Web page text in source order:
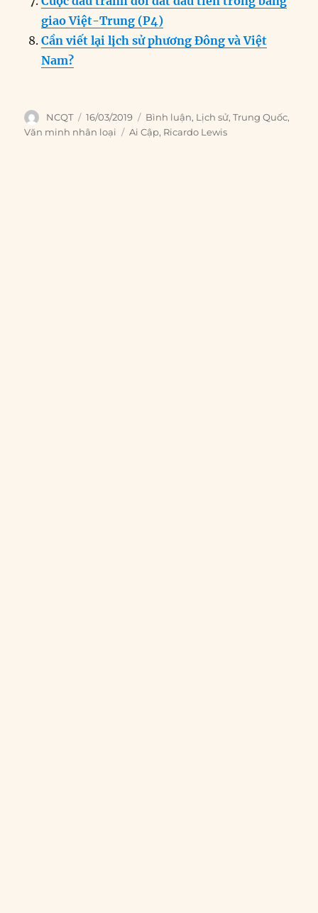
giao Việt-Trung (P4)
Cần viết lại lịch sử phương Đông và Việt
Nam?
Author
NCQT
Posted
on
16/03/2019 Categories
Bình luận, Lịch sử,Trung Quốc,
Văn minh nhân loại
Tags
Ai Cập, Ricardo Lewis